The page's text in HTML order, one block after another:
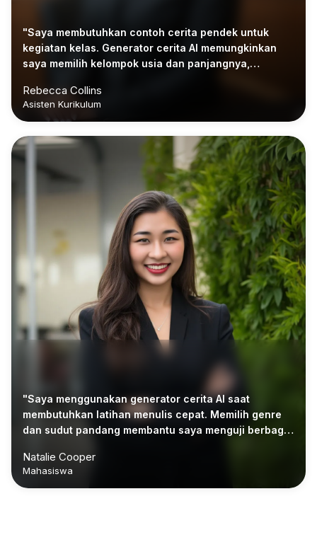
"Saya membutuhkan contoh cerita pendek untuk
kegiatan kelas. Generator cerita AI memungkinkan
saya memilih kelompok usia dan panjangnya,
saya."
Rebecca Collins
Asisten Kurikulum
"Saya menggunakan generator cerita AI saat
membutuhkan latihan menulis cepat. Memilih genre
dan sudut pandang membantu saya menguji berbagai
merencanakan."
Natalie Cooper
Mahasiswa